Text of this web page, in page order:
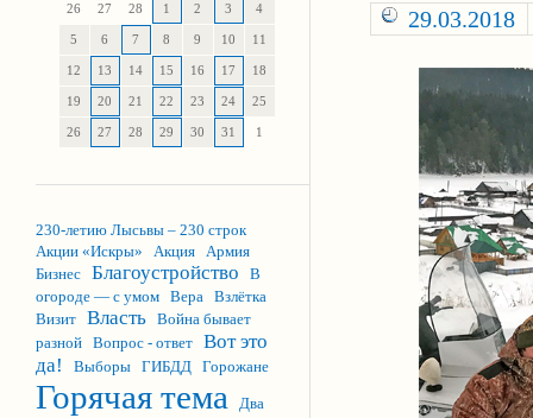
26 27 28 1 2 3 4
5 6 7 8 9 10 11
12 13 14 15 16 17 18
19 20 21 22 23 24 25
26 27 28 29 30 31 1
230-летию Лысьвы – 230 строк
Акции «Искры»
Акция Армия
Бизнес Благоустройство
В
огороде — с умом Вера Взлётка
Визит Власть Война бывает
разной Вопрос - ответ Вот это
да!
Выборы ГИБДД Горожане
Горячая тема
Два
29.03.2018